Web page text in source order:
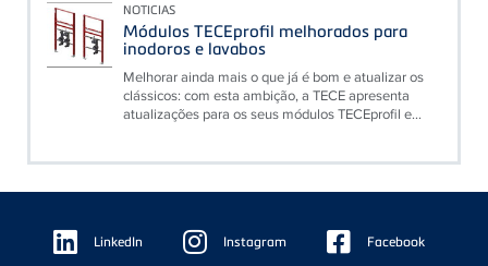
NOTICIAS
Módulos TECEprofil melhorados para
inodoros e lavabos
Melhorar ainda mais o que já é bom e atualizar os
clássicos: com esta ambição, a TECE apresenta
atualizações para os seus módulos TECEprofil e...
Floating
Sidebar LinkedIn Instagram Facebook